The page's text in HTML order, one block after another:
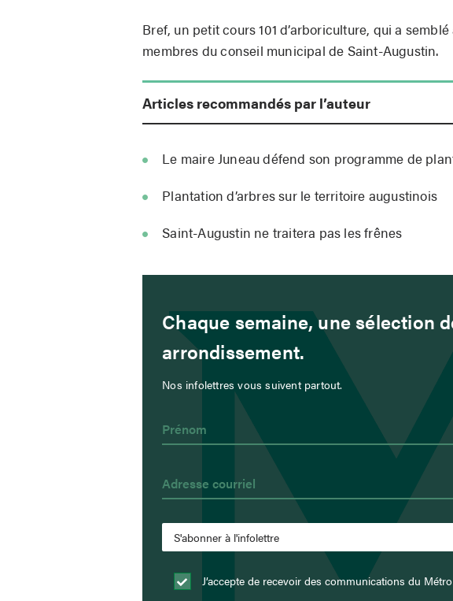
Bref, un petit cours 101 d’arboriculture, qui a
membres du conseil municipal de Saint-Augustin.
Articles recommandés par l’auteur
Le maire Juneau défend son programme de
Plantation d’arbres sur le territoire augustinois
Saint-Augustin ne traitera pas les frênes
Chaque semaine, une sélection
arrondissement.
Nos infolettres vous suivent partout.
J’accepte de recevoir des communications du